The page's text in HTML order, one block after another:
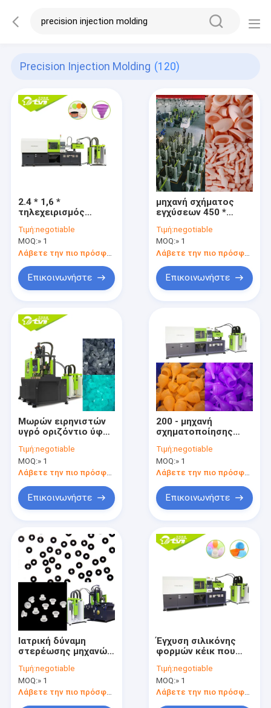
Precision Injection Molding (120)
2.4 * 1,6 *
τηλεχειρισμός
μηχανών 130T
σχηματοποίησης
εγχύσεων 3.4m
υγρός
Τιμή:negotiable
MOQ:» 1
Λάβετε την πιο πρόσφατη τιμή
Επικοινωνήστε
μηχανή σχήματος
εγχύσεων 450 *
ανθεκτική οριζόντια
μηχανή
σχηματοποίησης
εγχύσεων
Τιμή:negotiable
MOQ:» 1
Επικοινωνήστε
Μωρών ειρηνιστών
υγρό οριζόντιο ύφος
σχηματοποίησης
εγχύσεων σιλικόνης
λαστιχένιο
Τιμή:negotiable
MOQ:» 1
Λάβετε την πιο πρόσφατη τιμή
Επικοινωνήστε
200 - μηχανή
σχηματοποίησης
υγρή για την ευρεία
θηλή σιλικόνης
λαιμών
Τιμή:negotiable
MOQ:» 1
Επικοινωνήστε
Ιατρική δύναμη
στερέωσης μηχανών
σχηματοποίησης
εγχύσεων
βιομηχανίας μεγάλη
Τιμή:negotiable
MOQ:» 1
Λάβετε την πιο πρόσφατη τιμή
Έγχυση σιλικόνης
φορμών κέικ που
μηχανή, μεγάλη υγρή
μηχανή
σχηματοποίησης
Τιμή:negotiable
MOQ:» 1
Λάβετε την πιο πρόσφατη τιμή